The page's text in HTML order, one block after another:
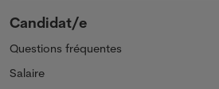
Candidat/e
Questions fréquentes
Salaire